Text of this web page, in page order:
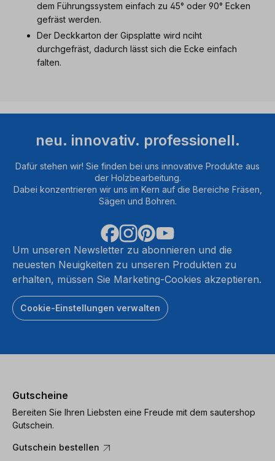
dem Führungssystem einfach zu 45° oder 90° Ecken
gefräst werden.
Der Deckkarton der Gipsplatte wird nciht
durchgefräst, dadurch lässt sich die Ecke einfach
falten.
neu. innovativ. professionell.
Dafür stehen wir! Sie finden bei uns innovative Produkte aus
der Holzbearbeitung.
Dabei konzentrieren wir uns im Kern auf die Bereiche Fräsen,
Sägen und Bohren.
Um unseren Newsletter zu abonnieren und die
neuesten Neuigkeiten zu unseren Produkten zu
erhalten, müssen Sie Marketing-Cookies akzeptieren.
Cookie-Einstellungen verwalten
Gutscheine
Bereiten Sie Ihren Liebsten eine Freude mit dem sautershop
Gutschein.
Gutschein bestellen